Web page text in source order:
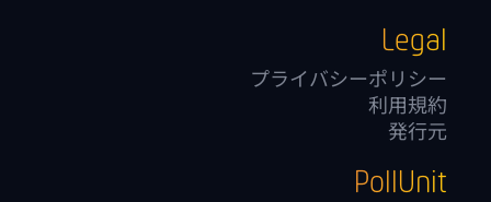
Legal
プライバシーポリシー
利用規約
発行元
PollUnit